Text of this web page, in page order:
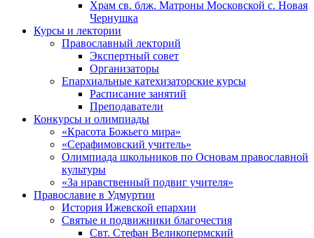
Храм св. блж. Матроны Московской с. Новая
Чернушка
Курсы и лектории
Православный лекторий
Экспертный совет
Организаторы
Епархиальные катехизаторские курсы
Расписание занятий
Преподаватели
Конкурсы и олимпиады
«Красота Божьего мира»
«Серафимовский учитель»
Олимпиада школьников по Основам православной
культуры
«За нравственный подвиг учителя»
Православие в Удмуртии
История Ижевской епархии
Святые и подвижники благочестия
Свт. Стефан Великопермский